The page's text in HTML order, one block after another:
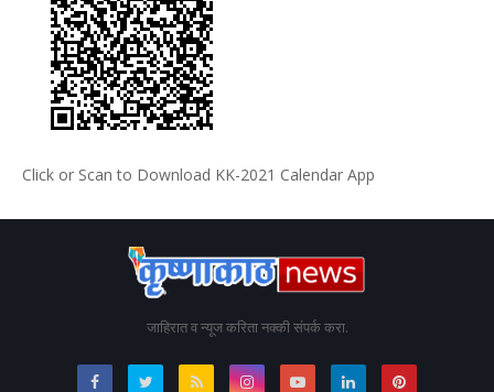
Click or Scan to Download KK-2021 Calendar App
जाहिरात व न्यूज करिता नक्की संपर्क करा.